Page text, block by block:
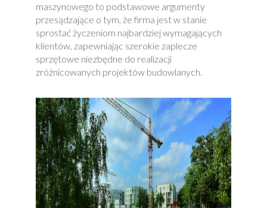
maszynowego to podstawowe argumenty
przesądzające o tym, że firma jest w stanie
sprostać życzeniom najbardziej wymagających
klientów, zapewniając szerokie zaplecze
sprzętowe niezbędne do realizacji
zróżnicowanych projektów budowlanych.